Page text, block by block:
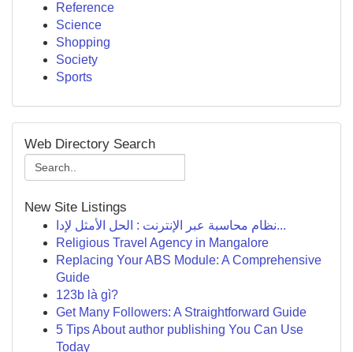
Reference
Science
Shopping
Society
Sports
Web Directory Search
New Site Listings
نظام محاسبة عبر الإنترنت : الحل الأمثل لإدا...
Religious Travel Agency in Mangalore
Replacing Your ABS Module: A Comprehensive
Guide
123b là gì?
Get Many Followers: A Straightforward Guide
5 Tips About author publishing You Can Use
Today